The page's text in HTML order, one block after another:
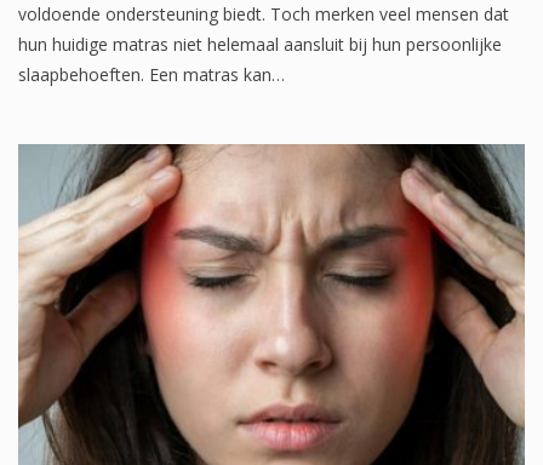
voldoende ondersteuning biedt. Toch merken veel mensen dat
hun huidige matras niet helemaal aansluit bij hun persoonlijke
slaapbehoeften. Een matras kan…